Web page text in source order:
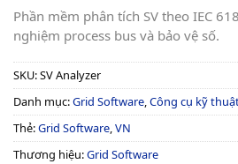
Phần mềm phân tích SV theo IEC
nghiệm process bus và bảo vệ số.
SKU:SV Analyzer
Danh mục:Grid Software,Công cụ kỹ
Thẻ:Grid Software,VN
Thương hiệu:Grid Software